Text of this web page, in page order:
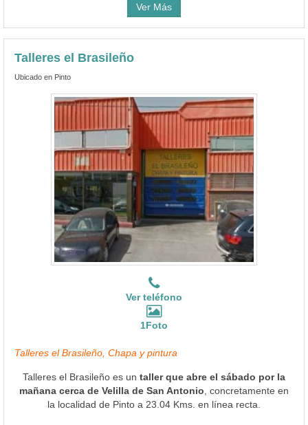
Ver Más
Talleres el Brasileño
Ubicado en Pinto
Ver teléfono
1Foto
Talleres el Brasileño, Chapa y pintura
Talleres el Brasileño es un taller que abre el sábado por la
mañana cerca de Velilla de San Antonio , concretamente en
la localidad de Pinto a 23.04 Kms. en línea recta.